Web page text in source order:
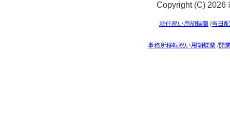
Copyright (C) 2026
就任祝い用胡蝶蘭 /当日
事務所移転祝い用胡蝶蘭/開